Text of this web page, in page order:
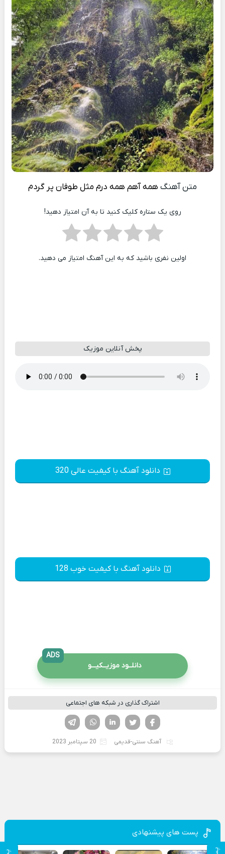
متن آهنگ همه آهم همه درم مثل طوفان پر گردم
روی یک ستاره کلیک کنید تا به آن امتیاز دهید!
اولین نفری باشید که به این آهنگ امتیاز می دهید.
پخش آنلاین موزیک
دانلود آهنگ با کیفیت عالی 320
دانلود آهنگ با کیفیت خوب 128
دانلــود موزیــکیـــو
ADS
اشتراک گذاری در شبکه های اجتماعی
لینکدین تویتر
فیسوک
آهنگ سنتی-قدیمی 20 سپتامبر 2023
پست های پیشنهادی